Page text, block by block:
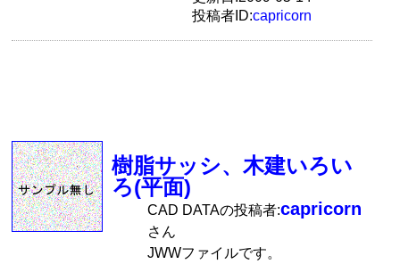
投稿者ID:capricorn
樹脂サッシ、木建いろい
ろ(平面)
CAD DATAの投稿者:capricorn
さん
JWWファイルです。